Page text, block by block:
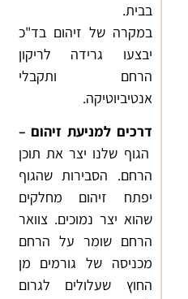
בבית.
במקרה של זיהום בד"כ
יבצעו גרידה לריקון
הרחם ותקבלי
אנטיביוטיקה.
דרכים למניעת זיהום –
הגוף שלנו יצר את תוכן
הרחם. הסבירות שהגוף
יפתח זיהום מחלקים
שהוא יצר נמוכים. צוואר
הרחם שומר על הרחם
מכניסה של גורמים מן
החוץ שעלולים לגרום